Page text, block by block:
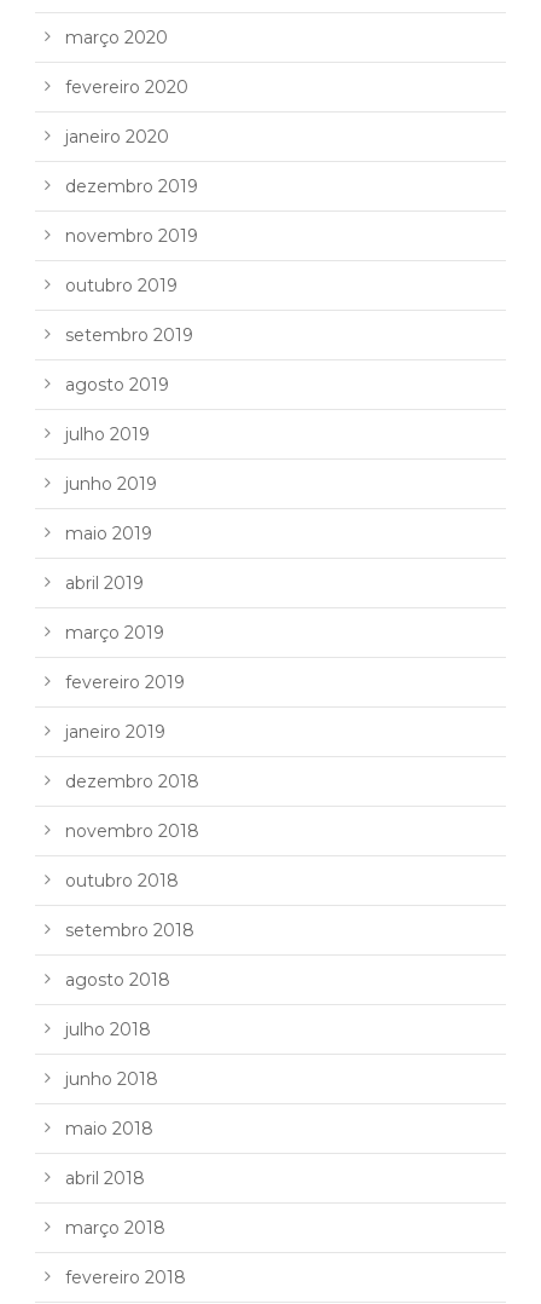
março 2020
fevereiro 2020
janeiro 2020
dezembro 2019
novembro 2019
outubro 2019
setembro 2019
agosto 2019
julho 2019
junho 2019
maio 2019
abril 2019
março 2019
fevereiro 2019
janeiro 2019
dezembro 2018
novembro 2018
outubro 2018
setembro 2018
agosto 2018
julho 2018
junho 2018
maio 2018
abril 2018
março 2018
fevereiro 2018